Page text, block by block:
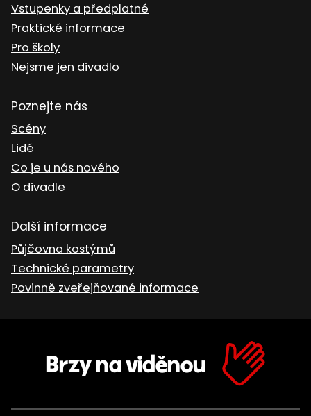
Vstupenky a předplatné
Praktické informace
Pro školy
Nejsme jen divadlo
Poznejte nás
Scény
Lidé
Co je u nás nového
O divadle
Další informace
Půjčovna kostýmů
Technické parametry
Povinně zveřejňované informace
Brzy na viděnou